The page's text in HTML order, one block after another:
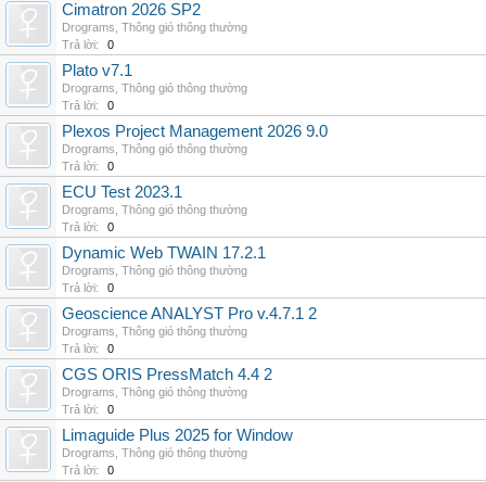
Cimatron 2026 SP2
Drograms Thông gió thông thường
Trả lời:
0
Plato v7.1
Drograms Thông gió thông thường
Trả lời:
0
Plexos Project Management 2026 9.0
Drograms Thông gió thông thường
Trả lời:
0
ECU Test 2023.1
Drograms Thông gió thông thường
Trả lời:
0
Dynamic Web TWAIN 17.2.1
Drograms Thông gió thông thường
Trả lời:
0
Geoscience ANALYST Pro v.4.7.1 2
Drograms Thông gió thông thường
Trả lời:
0
CGS ORIS PressMatch 4.4 2
Drograms Thông gió thông thường
Trả lời:
0
Limaguide Plus 2025 for Window
Drograms Thông gió thông thường
Trả lời:
0